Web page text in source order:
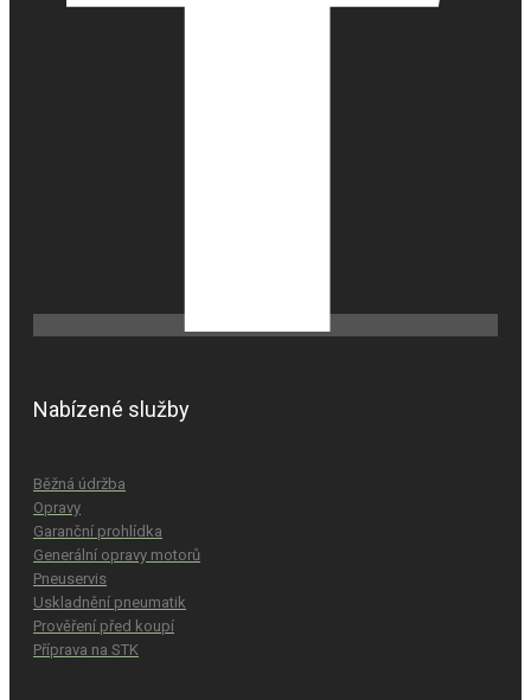
Nabízené služby
Běžná údržba
Opravy
Garanční prohlídka
Generální opravy motorů
Pneuservis
Uskladnění pneumatik
Prověření před koupí
Příprava na STK